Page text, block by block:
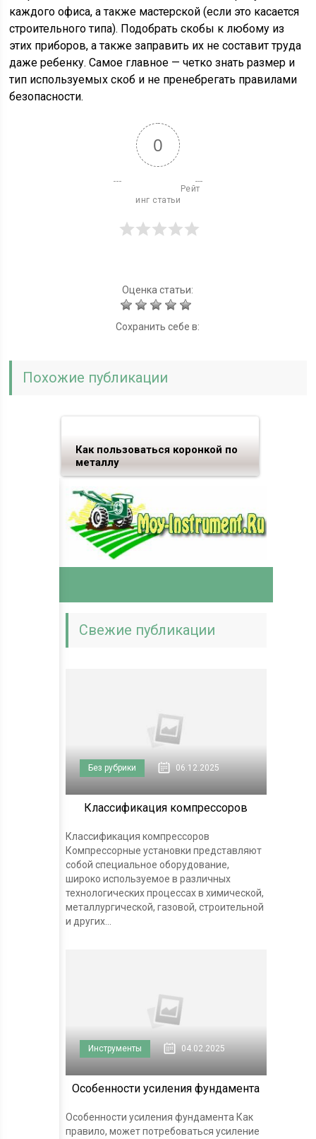
каждого офиса, а также мастерской (если это касается
строительного типа). Подобрать скобы к любому из
этих приборов, а также заправить их не составит труда
даже ребенку. Самое главное — четко знать размер и
тип используемых скоб и не пренебрегать правилами
безопасности.
0
инг статьи
Оценка статьи:
Сохранить себе в:
Похожие публикации
Как пользоваться коронкой по
металлу
Свежие публикации
Без рубрики 06.12.2025
Классификация компрессоров
Классификация компрессоров
Компрессорные установки представляют
собой специальное оборудование,
широко используемое в различных
технологических процессах в химической,
металлургической, газовой, строительной
и других...
Инструменты 04.02.2025
Особенности усиления фундамента
Особенности усиления фундамента Как
правило, может потребоваться усиление